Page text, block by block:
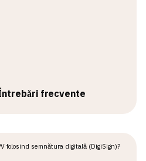
frecvente